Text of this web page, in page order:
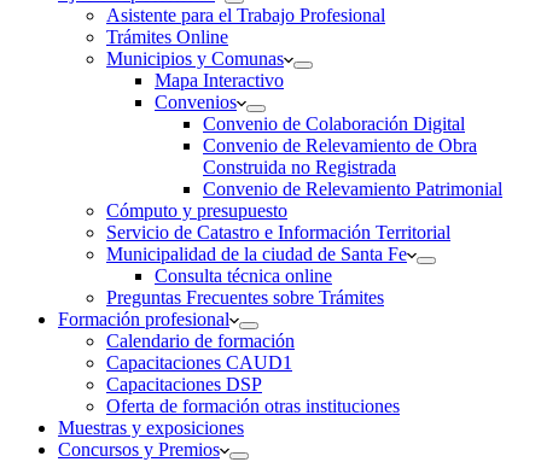
Asistente para el Trabajo Profesional
Trámites Online
Municipios y Comunas
Mapa Interactivo
Convenios
Convenio de Colaboración Digital
Convenio de Relevamiento de Obra
Construida no Registrada
Convenio de Relevamiento Patrimonial
Cómputo y presupuesto
Servicio de Catastro e Información Territorial
Municipalidad de la ciudad de Santa Fe
Consulta técnica online
Preguntas Frecuentes sobre Trámites
Formación profesional
Calendario de formación
Capacitaciones CAUD1
Capacitaciones DSP
Oferta de formación otras instituciones
Muestras y exposiciones
Concursos y Premios